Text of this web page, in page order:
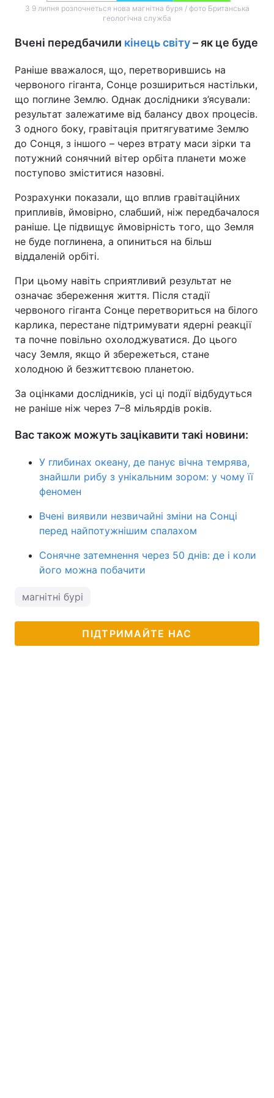
З 9 липня розпочнеться нова магнітна буря / фото Британська
геологічна служба
Вчені передбачили кінець світу– як це буде
Раніше вважалося, що, перетворившись на
червоного гіганта, Сонце розшириться настільки,
що поглине Землю. Однак дослідники з’ясували:
результат залежатиме від балансу двох процесів.
З одного боку, гравітація притягуватиме Землю
до Сонця, з іншого – через втрату маси зірки та
потужний сонячний вітер орбіта планети може
поступово зміститися назовні.
Розрахунки показали, що вплив гравітаційних
припливів, ймовірно, слабший, ніж передбачалося
раніше. Це підвищує ймовірність того, що Земля
не буде поглинена, а опиниться на більш
віддаленій орбіті.
При цьому навіть сприятливий результат не
означає збереження життя. Після стадії
червоного гіганта Сонце перетвориться на білого
карлика, перестане підтримувати ядерні реакції
та почне повільно охолоджуватися. До цього
часу Земля, якщо й збережеться, стане
холодною й безжиттєвою планетою.
За оцінками дослідників, усі ці події відбудуться
не раніше ніж через 7–8 мільярдів років.
Вас також можуть зацікавити такі новини:
У глибинах океану, де панує вічна темрява,
знайшли рибу з унікальним зором: у чому її
феномен
Вчені виявили незвичайні зміни на Сонці
перед найпотужнішим спалахом
Сонячне затемнення через 50 днів: де і коли
його можна побачити
магнітні бурі
ПІДТРИМАЙТЕ НАС